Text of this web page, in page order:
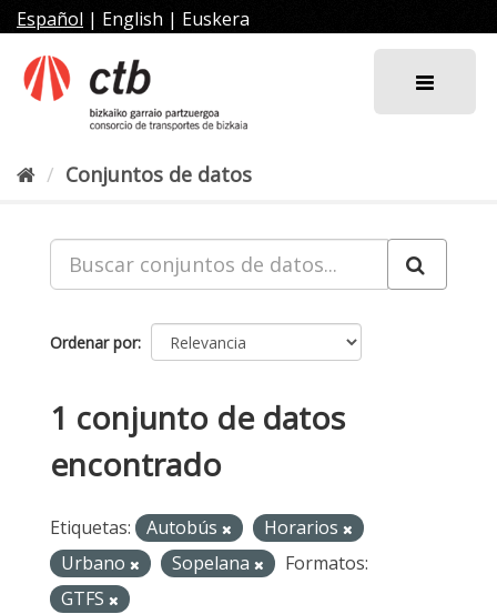
al
contenido
Español | English | Euskera
Conjuntos de datos
Ordenar por
1 conjunto de datos
encontrado
Etiquetas: Autobús
Horarios
Urbano
Sopelana
Formatos:
GTFS